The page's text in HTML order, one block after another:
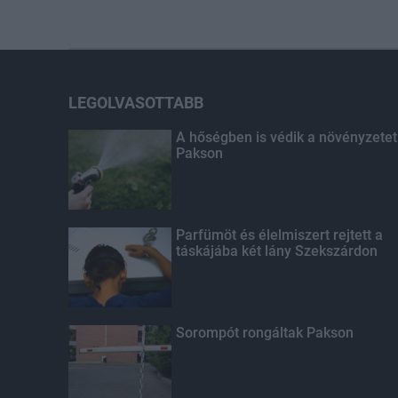
LEGOLVASOTTABB
A hőségben is védik a növényzetet
Pakson
Parfümöt és élelmiszert rejtett a
táskájába két lány Szekszárdon
Sorompót rongáltak Pakson